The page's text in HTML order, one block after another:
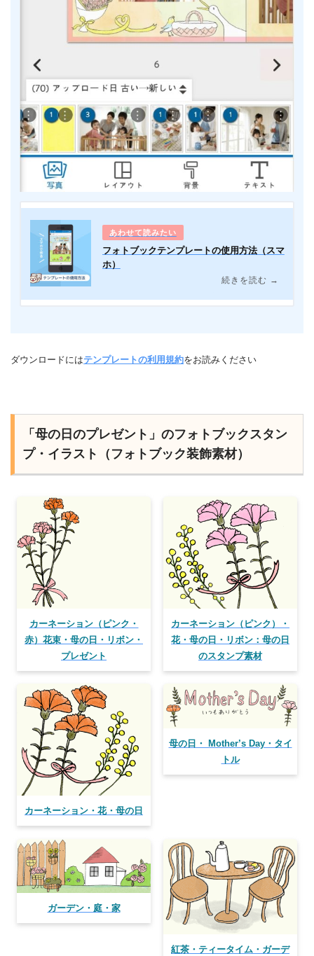
フォトブックテンプレートの使用方法（スマ
ホ）
続きを読む →
ダウンロードにはテンプレートの利用規約をお読みください
「母の日のプレゼント」のフォトブックスタン
プ・イラスト（フォトブック装飾素材）
カーネーション（ピンク・
赤）花束・母の日・リボン・
プレゼント
カーネーション（ピンク）・
花・母の日・リボン：母の日
のスタンプ素材
カーネーション・花・母の日
母の日・ Mother’s Day・タイ
トル
ガーデン・庭・家
紅茶・ティータイム・ガーデ